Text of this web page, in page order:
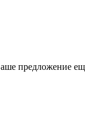
предложение